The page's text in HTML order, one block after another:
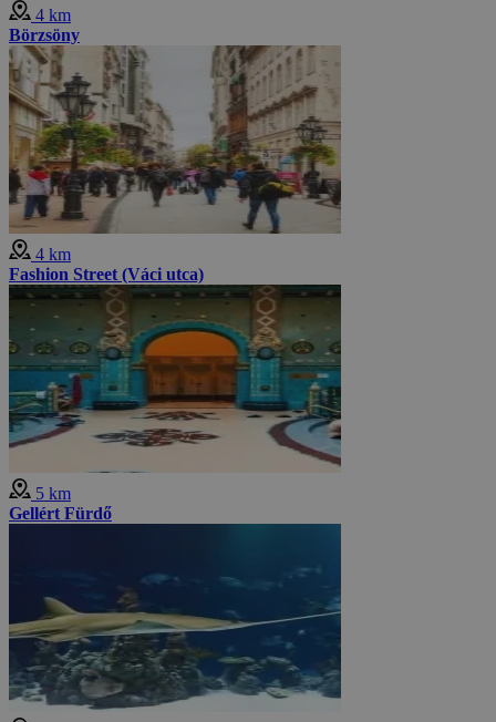
4 km
Börzsöny
4 km
Fashion Street (Váci utca)
5 km
Gellért Fürdő